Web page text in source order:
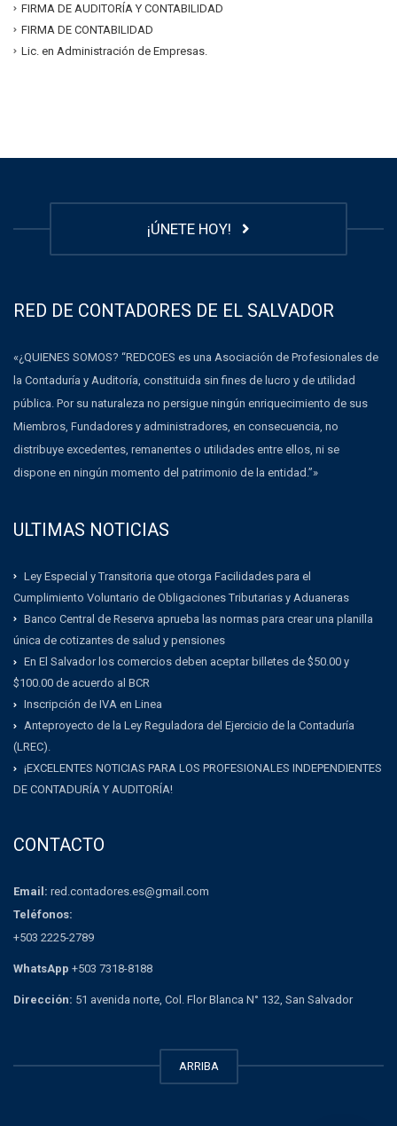
FIRMA DE AUDITORÍA Y CONTABILIDAD
FIRMA DE CONTABILIDAD
Lic. en Administración de Empresas.
¡ÚNETE HOY!
RED DE CONTADORES DE EL SALVADOR
«¿QUIENES SOMOS? “REDCOES es una Asociación de Profesionales de
la Contaduría y Auditoría, constituida sin fines de lucro y de utilidad
pública. Por su naturaleza no persigue ningún enriquecimiento de sus
Miembros, Fundadores y administradores, en consecuencia, no
distribuye excedentes, remanentes o utilidades entre ellos, ni se
dispone en ningún momento del patrimonio de la entidad.”»
ULTIMAS NOTICIAS
Ley Especial y Transitoria que otorga Facilidades para el
Cumplimiento Voluntario de Obligaciones Tributarias y Aduaneras
Banco Central de Reserva aprueba las normas para crear una planilla
única de cotizantes de salud y pensiones
En El Salvador los comercios deben aceptar billetes de $50.00 y
$100.00 de acuerdo al BCR
Inscripción de IVA en Linea
Anteproyecto de la Ley Reguladora del Ejercicio de la Contaduría
(LREC).
¡EXCELENTES NOTICIAS PARA LOS PROFESIONALES INDEPENDIENTES
DE CONTADURÍA Y AUDITORÍA!
CONTACTO
Email: red.contadores.es@gmail.com
Teléfonos:
+503 2225-2789
WhatsApp +503 7318-8188
Dirección: 51 avenida norte, Col. Flor Blanca N° 132, San Salvador
ARRIBA